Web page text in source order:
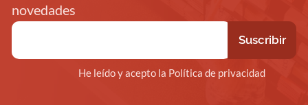
novedades
He leído y acepto la Política de privacidad